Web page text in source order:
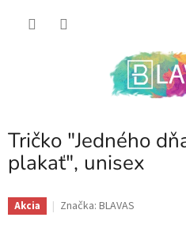
Tričko "Jedného
plakať", unisex
Akcia Značka: BLAVAS